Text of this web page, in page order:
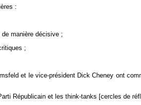
:
manière décisive ;
;
et le vice-président Dick Cheney ont
Républicain et les think-tanks [cercles de